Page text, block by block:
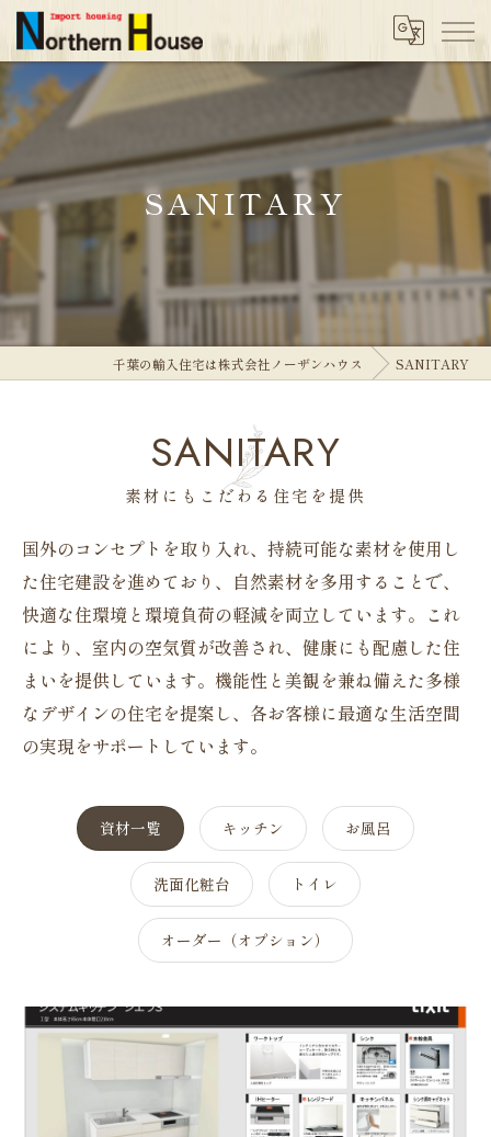
SANITARY
千葉の輸入住宅は株式会社ノーザンハウス SANITARY
SANITARY
素材にもこだわる住宅を提供
国外のコンセプトを取り入れ、持続可能な素材を使用し
た住宅建設を進めており、自然素材を多用することで、
快適な住環境と環境負荷の軽減を両立しています。これ
により、室内の空気質が改善され、健康にも配慮した住
まいを提供しています。機能性と美観を兼ね備えた多様
なデザインの住宅を提案し、各お客様に最適な生活空間
の実現をサポートしています。
資材一覧 キッチン お風呂
洗面化粧台 トイレ
オーダー（オプション）